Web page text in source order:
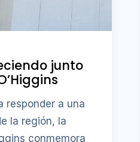
junto
responder a una
la región, la
conmemora